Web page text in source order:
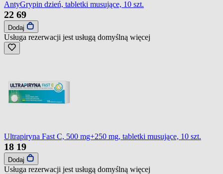
AntyGrypin dzień, tabletki musujące, 10 szt.
22 69
Dodaj
Usługa rezerwacji jest usługą domyślną więcej
Ultrapiryna Fast C, 500 mg+250 mg, tabletki musujące, 10 szt.
18 19
Dodaj
Usługa rezerwacji jest usługą domyślną więcej